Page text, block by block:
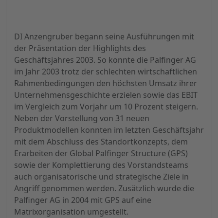
DI Anzengruber begann seine Ausführungen mit
der Präsentation der Highlights des
Geschäftsjahres 2003. So konnte die Palfinger AG
im Jahr 2003 trotz der schlechten wirtschaftlichen
Rahmenbedingungen den höchsten Umsatz ihrer
Unternehmensgeschichte erzielen sowie das EBIT
im Vergleich zum Vorjahr um 10 Prozent steigern.
Neben der Vorstellung von 31 neuen
Produktmodellen konnten im letzten Geschäftsjahr
mit dem Abschluss des Standortkonzepts, dem
Erarbeiten der Global Palfinger Structure (GPS)
sowie der Komplettierung des Vorstandsteams
auch organisatorische und strategische Ziele in
Angriff genommen werden. Zusätzlich wurde die
Palfinger AG in 2004 mit GPS auf eine
Matrixorganisation umgestellt.